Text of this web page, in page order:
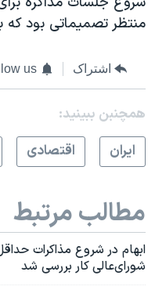
منتظر تصمیماتی بود که
اشتراک us
همچنبن ببینید:
ايران
اقتصادی
مطالب مرتبط
ابهام در شروع مذاکرات
شورای‌عالی کار بررسی شد